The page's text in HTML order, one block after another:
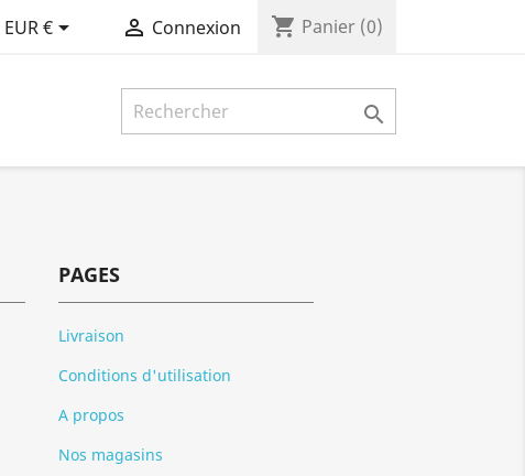
EUR €  Connexion shopping_cart Panier (0)

PAGES
Livraison
Conditions d'utilisation
A propos
Nos magasins